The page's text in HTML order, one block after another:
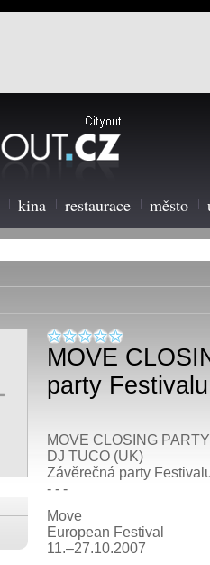
kina restaurace město
MOVE
party
MOVE CLOSING
DJ TUCO (UK)
Závěrečná party
- - -
Move
European Festival
11.–27.10.2007